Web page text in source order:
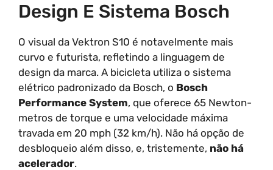
Design E Sistema Bosch
O visual da Vektron S10 é notavelmente mais
curvo e futurista, refletindo a linguagem de
design da marca. A bicicleta utiliza o sistema
elétrico padronizado da Bosch, o Bosch
Performance System, que oferece 65 Newton-
metros de torque e uma velocidade máxima
travada em 20 mph (32 km/h). Não há opção de
desbloqueio além disso, e, tristemente, não há
acelerador.